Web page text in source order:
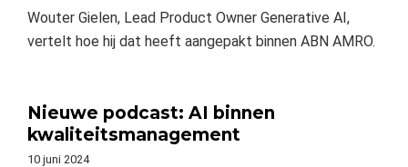
Wouter Gielen, Lead Product Owner Generative AI,
vertelt hoe hij dat heeft aangepakt binnen ABN AMRO.
Nieuwe podcast: AI binnen
kwaliteitsmanagement
10 juni 2024